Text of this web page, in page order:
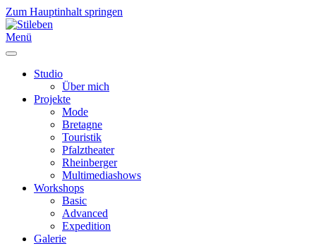
Zum Hauptinhalt springen
Menü
Studio
Über mich
Projekte
Mode
Bretagne
Touristik
Pfalztheater
Rheinberger
Multimediashows
Workshops
Basic
Advanced
Expedition
Galerie